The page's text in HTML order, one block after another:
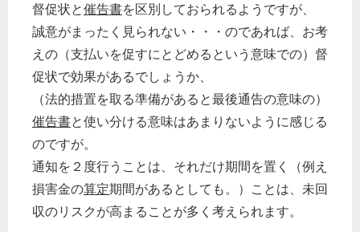
督促状と催告書を区別しておられるようですが、
誠意がまったく見られない・・・のであれば、お考
えの（支払いを促すにとどめるという意味での）督
促状で効果があるでしょうか、
（法的措置を取る準備があると最後通告の意味の）
催告書と使い分ける意味はあまりないように感じる
のですが。
通知を２度行うことは、それだけ期間を置く（例え
損害金の算定期間があるとしても。）ことは、未回
収のリスクが高まることが多く考えられます。